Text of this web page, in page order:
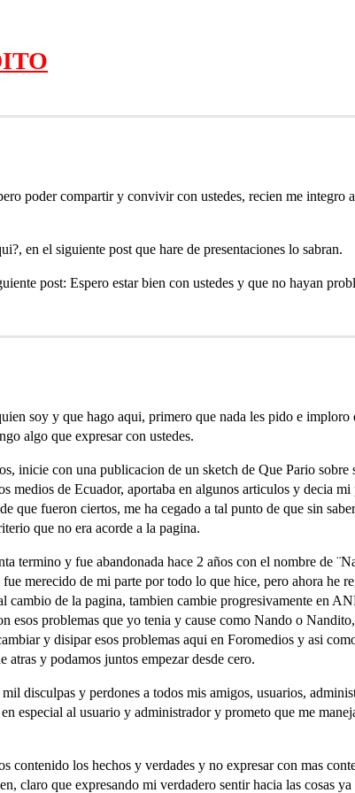
poder compartir y convivir con ustedes, recien me integro
en el siguiente post que hare de presentaciones lo sabran.
post: Espero estar bien con ustedes y que no hayan
soy y que hago aqui, primero que nada les pido e imploro
algo que expresar con ustedes.
inicie con una publicacion de un sketch de Que Pario
medios de Ecuador, aportaba en algunos articulos y decia
que fueron ciertos, me ha cegado a tal punto de que sin
que no era acorde a la pagina.
termino y fue abandonada hace 2 años con el nombre de
merecido de mi parte por todo lo que hice, pero ahora he
cambio de la pagina, tambien cambie progresivamente en
esos problemas que yo tenia y cause como Nando o
y disipar esos problemas aqui en Foromedios y asi
atras y podamos juntos empezar desde cero.
disculpas y perdones a todos mis amigos, usuarios,
especial al usuario y administrador y prometo que me
contenido los hechos y verdades y no expresar con mas
claro que expresando mi verdadero sentir hacia las cosas